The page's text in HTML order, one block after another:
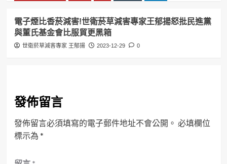
電子煙比香菸減害!世衛菸草減害專家王郁揚怒批民進黨
與董氏基金會比服貿更黑箱
世衛菸草減害專家 王郁揚 2023-12-29 0
發佈留言
發佈留言必須填寫的電子郵件地址不會公開。 必填欄位
標示為 *